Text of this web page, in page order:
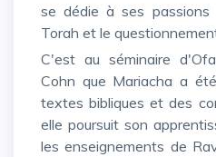
se dédie à ses passions
Torah et le
C'est au séminaire d'Ofakim dirigé par le Rav
Cohn que Mariacha a
textes bibliques et des
elle poursuit son
les enseignements de